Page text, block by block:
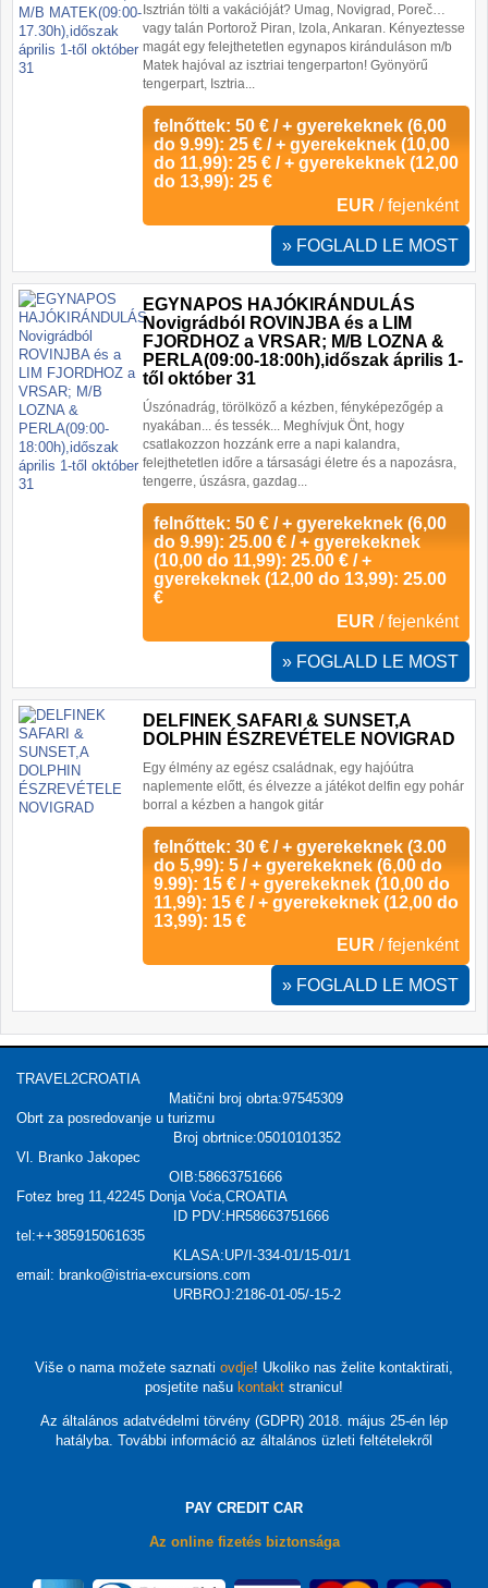
Isztrián tölti a vakációját? Umag, Novigrad, Poreč…
vagy talán Portorož Piran, Izola, Ankaran. Kényeztesse
magát egy felejthetetlen egynapos kiránduláson m/b
Matek hajóval az isztriai tengerparton! Gyönyörű
tengerpart, Isztria...
felnőttek: 50 € / + gyerekeknek (6,00
do 9.99): 25 € / + gyerekeknek (10,00
do 11,99): 25 € / + gyerekeknek (12,00
do 13,99): 25 €
EUR / fejenként
» FOGLALD LE MOST
EGYNAPOS HAJÓKIRÁNDULÁS
Novigrádból ROVINJBA és a LIM
FJORDHOZ a VRSAR; M/B LOZNA &
PERLA(09:00-18:00h),időszak április 1-
től október 31
Úszónadrág, törölköző a kézben, fényképezőgép a
nyakában... és tessék... Meghívjuk Önt, hogy
csatlakozzon hozzánk erre a napi kalandra,
felejthetetlen időre a társasági életre és a napozásra,
tengerre, úszásra, gazdag...
felnőttek: 50 € / + gyerekeknek (6,00
do 9.99): 25.00 € / + gyerekeknek
(10,00 do 11,99): 25.00 € / +
gyerekeknek (12,00 do 13,99): 25.00
€
EUR / fejenként
» FOGLALD LE MOST
DELFINEK SAFARI & SUNSET,A
DOLPHIN ÉSZREVÉTELE NOVIGRAD
Egy élmény az egész családnak, egy hajóútra
naplemente előtt, és élvezze a játékot delfin egy pohár
borral a kézben a hangok gitár
felnőttek: 30 € / + gyerekeknek (3.00
do 5,99): 5 / + gyerekeknek (6,00 do
9.99): 15 € / + gyerekeknek (10,00 do
11,99): 15 € / + gyerekeknek (12,00 do
13,99): 15 €
EUR / fejenként
» FOGLALD LE MOST
TRAVEL2CROATIA
Matični broj obrta:97545309
Obrt za posredovanje u turizmu
Broj obrtnice:05010101352
Vl. Branko Jakopec
OIB:58663751666
Fotez breg 11,42245 Donja Voća,CROATIA
ID PDV:HR58663751666
tel:++385915061635
KLASA:UP/I-334-01/15-01/1
email: branko@istria-excursions.com
URBROJ:2186-01-05/-15-2
Više o nama možete saznati ovdje! Ukoliko nas želite kontaktirati,
posjetite našu kontakt stranicu!
Az általános adatvédelmi törvény (GDPR) 2018. május 25-én lép
hatályba. További információ az általános üzleti feltételekről
PAY CREDIT CAR
Az online fizetés biztonsága